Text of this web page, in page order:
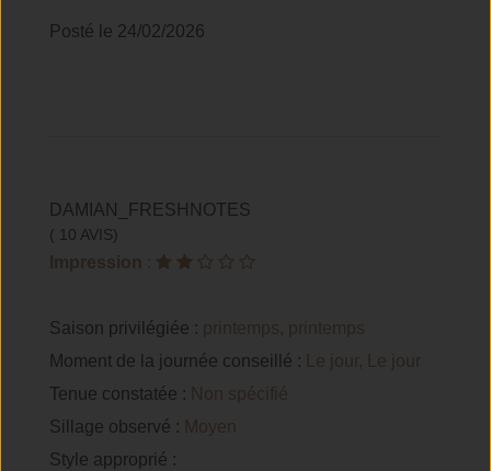
Posté le 24/02/2026
DAMIAN_FRESHNOTES
( 10 AVIS)
Impression :
Saison privilégiée : printemps, printemps
Moment de la journée conseillé :
Le jour, Le jour
Tenue constatée : Non spécifié
Sillage observé : Moyen
Style approprié :